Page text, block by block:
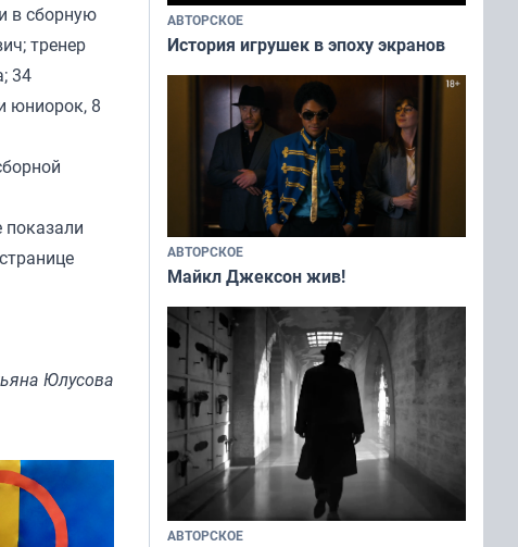
в сборную
тренер
34
юниорок, 8
показали
Юлусова
АВТОРСКОЕ
История игрушек в эпоху экранов
АВТОРСКОЕ
Майкл Джексон жив!
АВТОРСКОЕ